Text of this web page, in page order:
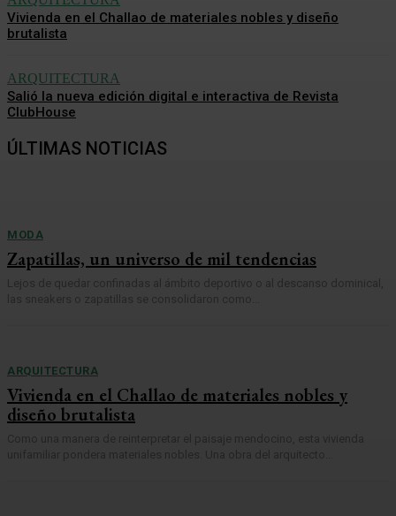
Vivienda en el Challao de materiales nobles y diseño
brutalista
ARQUITECTURA
Salió la nueva edición digital e interactiva de Revista
ClubHouse
ÚLTIMAS NOTICIAS
MODA
Zapatillas, un universo de mil tendencias
Lejos de quedar confinadas al ámbito deportivo o al descanso dominical,
las sneakers o zapatillas se consolidaron como...
ARQUITECTURA
Vivienda en el Challao de materiales nobles y
diseño brutalista
Como una manera de reinterpretar el paisaje mendocino, esta vivienda